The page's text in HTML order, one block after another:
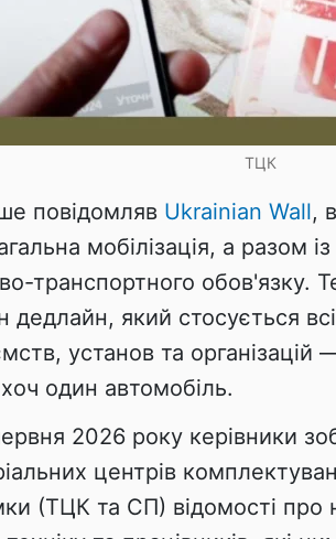
ТЦК
повідомляв Ukrainian Wall,
мобілізація, а разом
транспортного обов'язку.
дедлайн, який стосується
установ та
один автомобіль.
2026 року керівники
центрів
(ТЦК та СП) відомості про